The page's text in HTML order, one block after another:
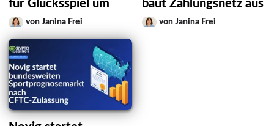
für Glücksspiel um
von Janina Frei
baut Zahlungsnetz aus
von Janina Frei